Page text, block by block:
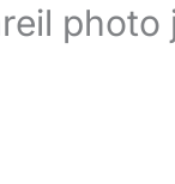
photo